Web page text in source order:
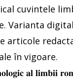
cuvintele
Varianta
articole
în vigoare.
𝐚𝐥 𝐥𝐢𝐦𝐛𝐢𝐢